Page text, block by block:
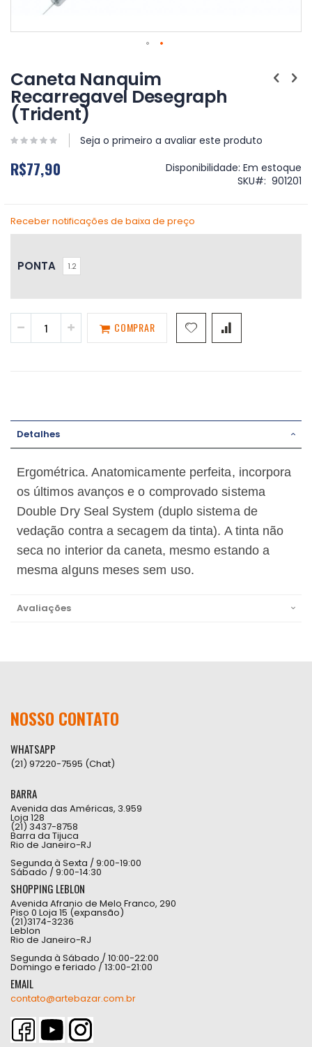
para
o
início
da
Galeria
de
imagens
Caneta Nanquim
Recarregavel Desegraph
(Trident)
Seja o primeiro a avaliar este produto
R$77,90 Disponibilidade: Em estoque
SKU
901201
Receber notificações de baixa de preço
PONTA 1.2
COMPRAR
Detalhes
Ergométrica. Anatomicamente perfeita, incorpora
os últimos avanços e o comprovado sistema
Double Dry Seal System (duplo sistema de
vedação contra a secagem da tinta). A tinta não
seca no interior da caneta, mesmo estando a
mesma alguns meses sem uso.
Avaliações
NOSSO CONTATO
WHATSAPP
(21) 97220-7595 (Chat)
BARRA
Avenida das Américas, 3.959
Loja 128
(21) 3437-8758
Barra da Tijuca
Rio de Janeiro-RJ
Segunda à Sexta / 9:00-19:00
Sábado / 9:00-14:30
SHOPPING LEBLON
Avenida Afranio de Melo Franco, 290
Piso 0 Loja 15 (expansão)
(21)3174-3236
Leblon
Rio de Janeiro-RJ
Segunda à Sábado / 10:00-22:00
Domingo e feriado / 13:00-21:00
EMAIL
contato@artebazar.com.br